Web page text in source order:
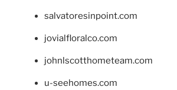
salvatoresinpoint.com
jovialfloralco.com
johnlscotthometeam.com
u-seehomes.com